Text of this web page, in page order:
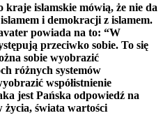
islamskie mówią, że nie da
i demokracji z islamem.
powiada na to: “W
przeciwko sobie. To się
sobie wyobrazić
różnych systemów
współistnienie
jest Pańska odpowiedź na
życia, świata wartości